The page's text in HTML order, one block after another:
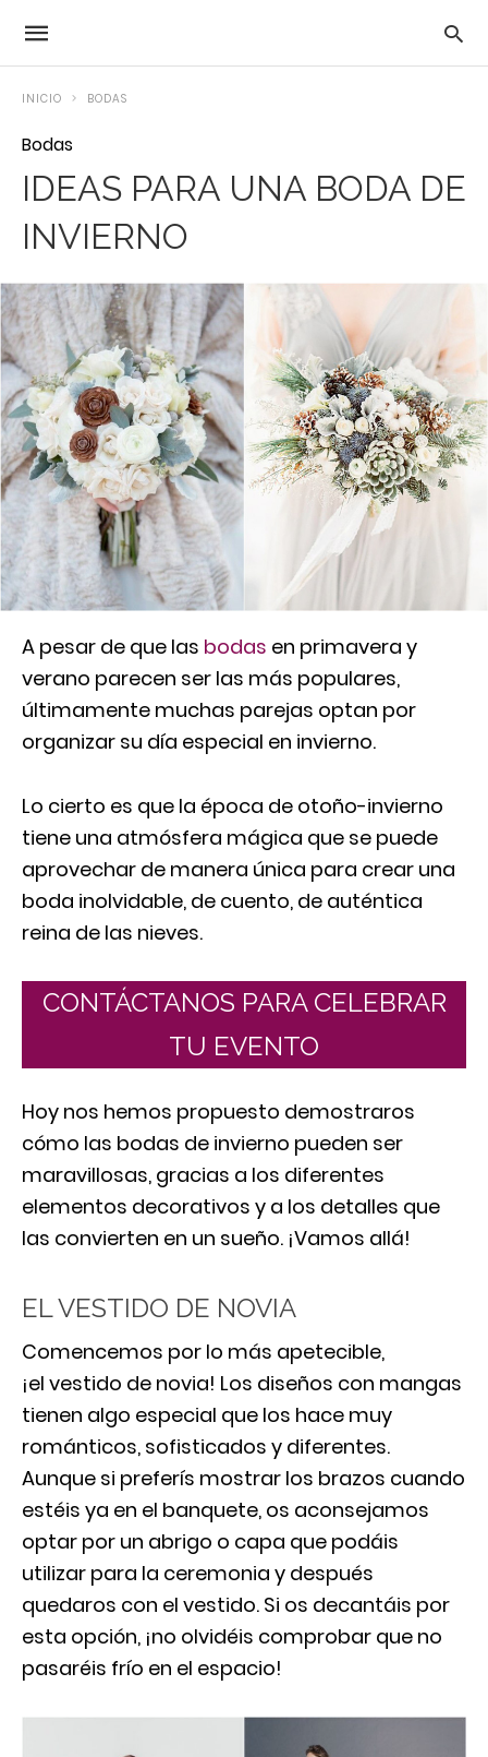
INICIO BODAS
Bodas
IDEAS PARA UNA BODA DE
INVIERNO
A pesar de que las bodas en primavera y
verano parecen ser las más populares,
últimamente muchas parejas optan por
organizar su día especial en invierno.
Lo cierto es que la época de otoño-invierno
tiene una atmósfera mágica que se puede
aprovechar de manera única para crear una
boda inolvidable, de cuento, de auténtica
reina de las nieves.
CONTÁCTANOS PARA CELEBRAR
TU EVENTO
Hoy nos hemos propuesto demostraros
cómo las bodas de invierno pueden ser
maravillosas, gracias a los diferentes
elementos decorativos y a los detalles que
las convierten en un sueño. ¡Vamos allá!
EL VESTIDO DE NOVIA
Comencemos por lo más apetecible,
¡el vestido de novia! Los diseños con mangas
tienen algo especial que los hace muy
románticos, sofisticados y diferentes.
Aunque si preferís mostrar los brazos cuando
estéis ya en el banquete, os aconsejamos
optar por un abrigo o capa que podáis
utilizar para la ceremonia y después
quedaros con el vestido. Si os decantáis por
esta opción, ¡no olvidéis comprobar que no
pasaréis frío en el espacio!